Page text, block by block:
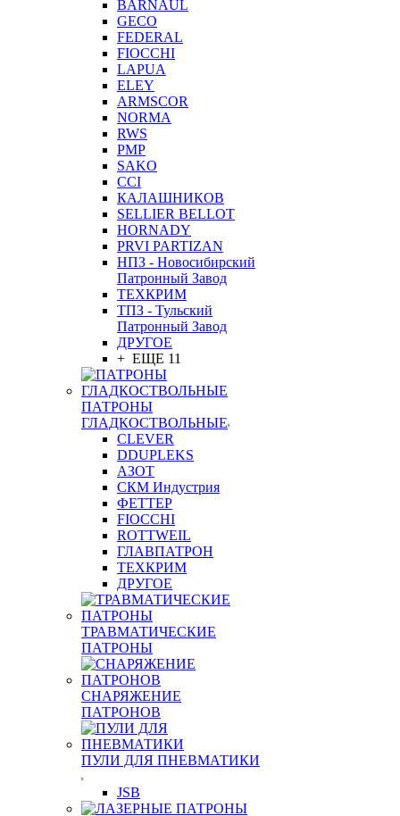
BARNAUL
GEСO
FEDERAL
FIOCCHI
LAPUA
ELEY
ARMSCOR
NORMA
RWS
PMP
SAKO
CCI
КАЛАШНИКОВ
SELLIER BELLOT
HORNADY
PRVI PARTIZAN
НПЗ - Новосибирский
Патронный Завод
ТЕХКРИМ
ТПЗ - Тульский
Патронный Завод
ДРУГОЕ
+ ЕЩЕ 11
ПАТРОНЫ
ГЛАДКОСТВОЛЬНЫЕ
CLEVER
DDUPLEKS
АЗОТ
СКМ Индустрия
ФЕТТЕР
FIOCCHI
ROTTWEIL
ГЛАВПАТРОН
ТЕХКРИМ
ДРУГОЕ
ТРАВМАТИЧЕСКИЕ
ПАТРОНЫ
СНАРЯЖЕНИЕ
ПАТРОНОВ
ПУЛИ ДЛЯ ПНЕВМАТИКИ
JSB